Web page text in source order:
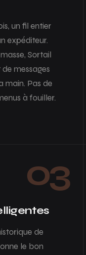
un fil entier
expéditeur.
Sortail
messages
main. Pas de
à fouiller.
03
de
le bon